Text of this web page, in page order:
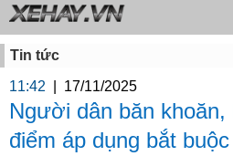
Tin tức
11:42
17/11/2025
Người dân băn
điểm áp dụng bắt